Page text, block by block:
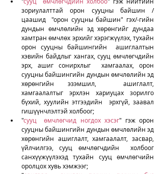
зориулалттай орон сууцны байшин /
цаашид  "орон сууцны байшин" гэх/-гийн
дундын өмчлөлийн эд хөрөнгийг дундаа
хамтран өмчлөх эрхийг хэрэгжүүлэх, тухайн
орон сууцны байшингийн  ашиглалтын
хэвийн байдлыг хангах, сууц өмчлөгчдийн
эрх, ашиг сонирхлыг  хамгаалах, орон
сууцны байшингийн дундын өмчлөлийн эд
хөрөнгийн эзэмшил,  ашиглалт,
хамгаалалтыг эрхлэн хариуцах зорилго
бүхий, хуулийн этгээдийн  эрхгүй, заавал
гишүүнчлэлтэй холбоог;
"сууц  өмчлөгчид ногдох хэсэг" гэж орон
сууцны байшингийн дундын өмчлөлийн эд
хөрөнгийн ашиглалт, хамгаалалт, засвар,
үйлчилгээ, сууц өмчлөгчдийн  холбоог
санхүүжүүлэхэд тухайн сууц өмчлөгчийн
оролцох хувь хэмжээг;